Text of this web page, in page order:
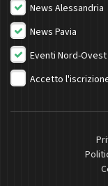
News Alessandria
News Pavia
Eventi Nord-Ovest
Accetto